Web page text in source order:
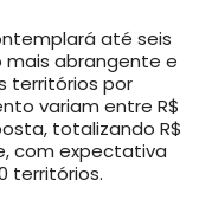
até seis
abrangente e
territórios por
variam entre R$
totalizando R$
com expectativa
territórios.